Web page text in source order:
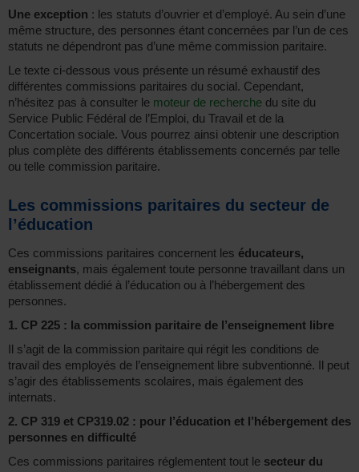
Une exception : les statuts d’ouvrier et d’employé. Au sein d’une
même structure, des personnes étant concernées par l’un de ces
statuts ne dépendront pas d’une même commission paritaire.
Le texte ci-dessous vous présente un résumé exhaustif des
différentes commissions paritaires du social. Cependant,
n’hésitez pas à consulter le moteur de recherche du site du
Service Public Fédéral de l’Emploi, du Travail et de la
Concertation sociale. Vous pourrez ainsi obtenir une description
plus complète des différents établissements concernés par telle
ou telle commission paritaire.
Les commissions paritaires du secteur de
l’éducation
Ces commissions paritaires concernent les éducateurs,
enseignants, mais également toute personne travaillant dans un
établissement dédié à l’éducation ou à l’hébergement des
personnes.
1. CP 225 : la commission paritaire de l’enseignement libre
Il s’agit de la commission paritaire qui régit les conditions de
travail des employés de l’enseignement libre subventionné. Il peut
s’agir des établissements scolaires, mais également des
internats.
2. CP 319 et CP319.02 : pour l’éducation et l’hébergement des
personnes en difficulté
Ces commissions paritaires réglementent tout le secteur du